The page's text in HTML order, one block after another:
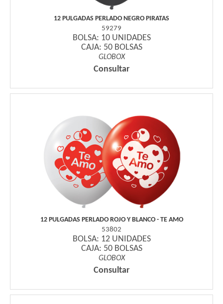
12 PULGADAS PERLADO NEGRO PIRATAS
59279
BOLSA: 10 UNIDADES
CAJA: 50 BOLSAS
GLOBOX
Consultar
12 PULGADAS PERLADO ROJO Y BLANCO - TE AMO
53802
BOLSA: 12 UNIDADES
CAJA: 50 BOLSAS
GLOBOX
Consultar